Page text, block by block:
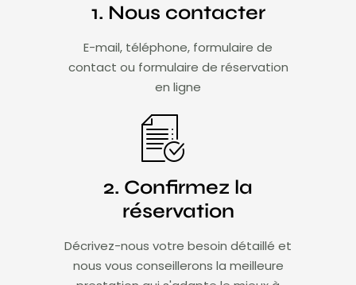
1. Nous contacter
E-mail, téléphone, formulaire de
contact ou formulaire de réservation
en ligne
2. Confirmez la
réservation
Décrivez-nous votre besoin détaillé et
nous vous conseillerons la meilleure